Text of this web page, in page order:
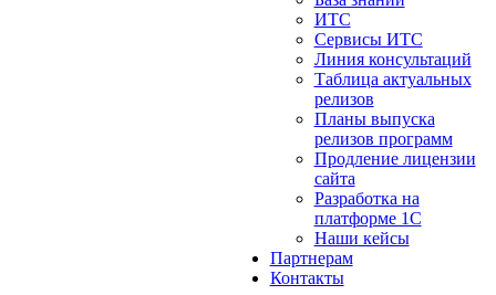
ИТС
Сервисы ИТС
Линия консультаций
Таблица актуальных
релизов
Планы выпуска
релизов программ
Продление лицензии
сайта
Разработка на
платформе 1С
Наши кейсы
Партнерам
Контакты